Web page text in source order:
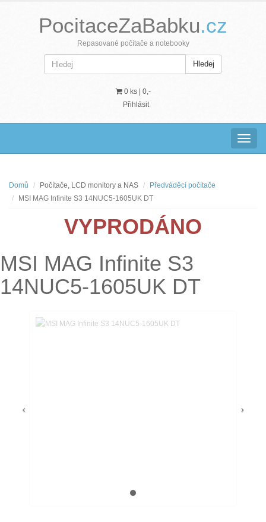
PocitaceZaBabku.cz
Repasované počítače a notebooky
Hledej
0 ks | 0,-
Přihlásit
Domů Počítače, LCD monitory a NAS
Předváděcí počítače
MSI MAG Infinite S3 14NUC5-1605UK DT
VYPRODÁNO
MSI MAG Infinite S3
14NUC5-1605UK DT